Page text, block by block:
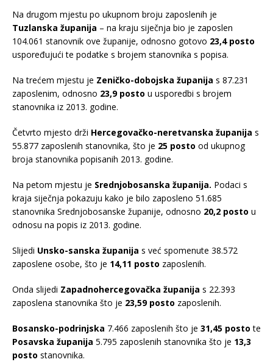
Na drugom mjestu po ukupnom broju zaposlenih je
Tuzlanska županija – na kraju siječnja bio je zaposlen
104.061 stanovnik ove županije, odnosno gotovo 23,4 posto
uspoređujući te podatke s brojem stanovnika s popisa.
Na trećem mjestu je Zeničko-dobojska županija s 87.231
zaposlenim, odnosno 23,9 posto u usporedbi s brojem
stanovnika iz 2013. godine.
Četvrto mjesto drži Hercegovačko-neretvanska županija s
55.877 zaposlenih stanovnika, što je 25 posto od ukupnog
broja stanovnika popisanih 2013. godine.
Na petom mjestu je Srednjobosanska županija. Podaci s
kraja siječnja pokazuju kako je bilo zaposleno 51.685
stanovnika Srednjobosanske županije, odnosno 20,2 posto u
odnosu na popis iz 2013. godine.
Slijedi Unsko-sanska županija s već spomenute 38.572
zaposlene osobe, što je 14,11 posto zaposlenih.
Onda slijedi Zapadnohercegovačka županija s 22.393
zaposlena stanovnika što je 23,59 posto zaposlenih.
Bosansko-podrinjska 7.466 zaposlenih što je 31,45 posto te
Posavska županija 5.795 zaposlenih stanovnika što je 13,3
posto stanovnika.